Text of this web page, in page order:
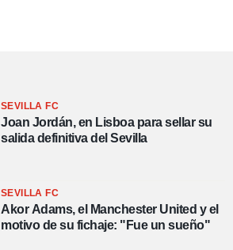
SEVILLA FC
Joan Jordán, en Lisboa para sellar su
salida definitiva del Sevilla
SEVILLA FC
Akor Adams, el Manchester United y el
motivo de su fichaje: "Fue un sueño"